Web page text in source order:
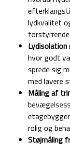
lydkvalitet
Lydisolation
hvor godt
sprede sig
med lavere
Måling af
rolig og
Støjmåling